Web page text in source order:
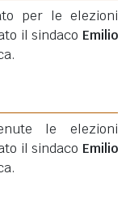
per le elezioni
il sindaco Emilio
le elezioni
il sindaco Emilio